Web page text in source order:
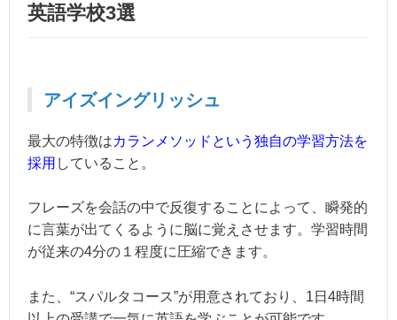
英語学校3選
アイズイングリッシュ
最大の特徴はカランメソッドという独自の学習方法を
採用 していること。
フレーズを会話の中で反復することによって、瞬発的
に言葉が出てくるように脳に覚えさせます。学習時間
が従来の4分の１程度に圧縮できます。
また、“スパルタコース”が用意されており、1日4時間